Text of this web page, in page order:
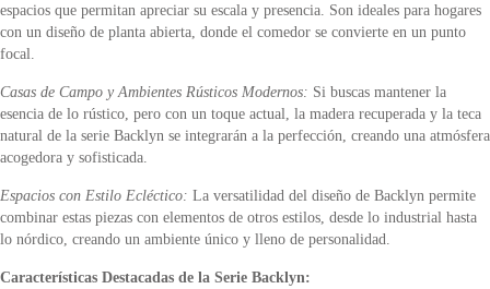
espacios que permitan apreciar su escala y presencia. Son ideales para hogares
con un diseño de planta abierta, donde el comedor se convierte en un punto
focal.
Casas de Campo y Ambientes Rústicos Modernos: Si buscas mantener la
esencia de lo rústico, pero con un toque actual, la madera recuperada y la teca
natural de la serie Backlyn se integrarán a la perfección, creando una atmósfera
acogedora y sofisticada.
Espacios con Estilo Ecléctico: La versatilidad del diseño de Backlyn permite
combinar estas piezas con elementos de otros estilos, desde lo industrial hasta
lo nórdico, creando un ambiente único y lleno de personalidad.
Características Destacadas de la Serie Backlyn: